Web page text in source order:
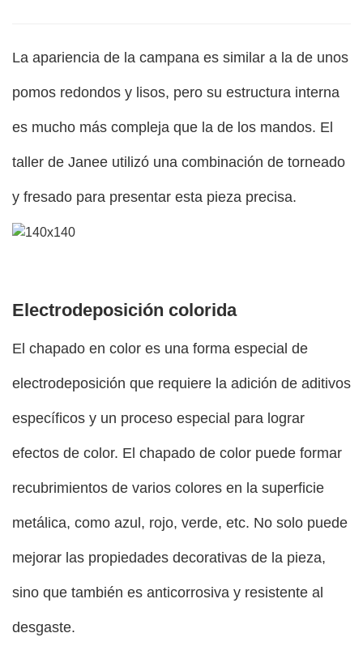
La apariencia de la campana es similar a la de unos
pomos redondos y lisos, pero su estructura interna
es mucho más compleja que la de los mandos. El
taller de Janee utilizó una combinación de torneado
y fresado para presentar esta pieza precisa.
Electrodeposición colorida
El chapado en color es una forma especial de
electrodeposición que requiere la adición de aditivos
específicos y un proceso especial para lograr
efectos de color. El chapado de color puede formar
recubrimientos de varios colores en la superficie
metálica, como azul, rojo, verde, etc. No solo puede
mejorar las propiedades decorativas de la pieza,
sino que también es anticorrosiva y resistente al
desgaste.